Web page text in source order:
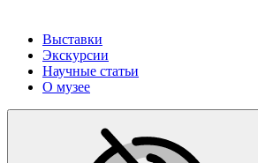
Выставки
Экскурсии
Научные статьи
О музее